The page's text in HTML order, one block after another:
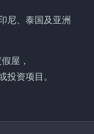
尼、泰国及亚洲
屋，
投资项目。